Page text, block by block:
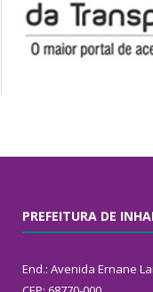
PREFEITURA DE
End.: Avenida Ernane